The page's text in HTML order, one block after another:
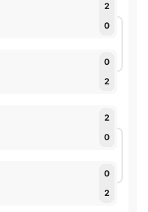
2
0
0
2
2
0
0
2